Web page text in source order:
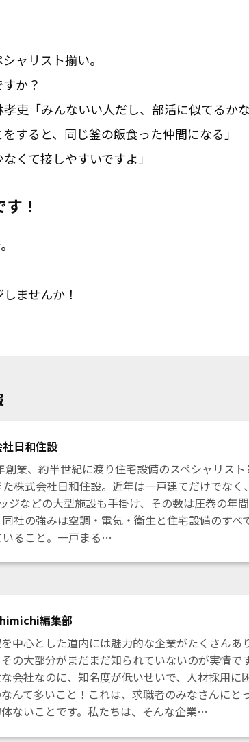
ャリスト揃い。
か？
吏「みんないい人だし、部活に似てるかな
をすると、同じ釜の飯食った仲間になる」
くて接しやすいですよ」
！
ませんか！
日和住設
創業、約半世紀に渡り住宅設備のスペシャリス
た株式会社日和住設。近年は一戸建てだけでなく
ジなどの大型施設も手掛け、その数は圧巻の年
同社の強みは空調・電気・衛生と住宅設備のすべ
いること。一戸まる…
編集部
中心とした道内には魅力的な企業がたくさんあ
の大部分がまだまだ知られていないのが実情で
会社なのに、知名度が低いせいで、人材採用に
んて多いこと！これは、求職者のみなさんにと
ないことです。私たちは、そんな企業…